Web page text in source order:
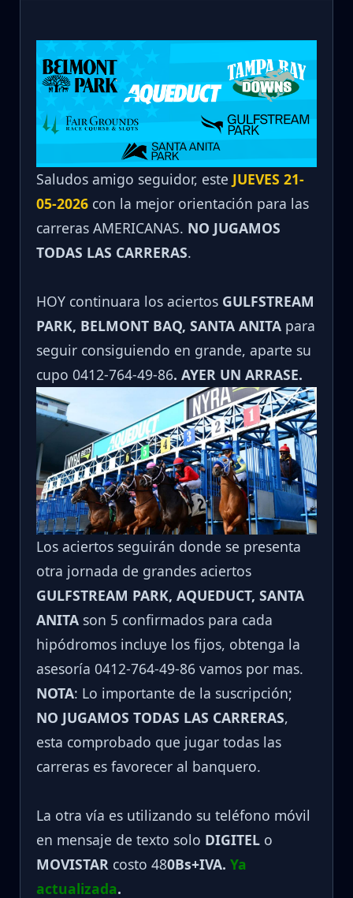
Saludos amigo seguidor, este JUEVES 21-
05-2026 con la mejor orientación para las
carreras AMERICANAS. NO JUGAMOS
TODAS LAS CARRERAS.
HOY continuara los aciertos GULFSTREAM
PARK, BELMONT BAQ, SANTA ANITA para
seguir consiguiendo en grande, aparte su
cupo 0412-764-49-86. AYER UN ARRASE.
Los aciertos seguirán donde se presenta
otra jornada de grandes aciertos
GULFSTREAM PARK, AQUEDUCT, SANTA
ANITA son 5 confirmados para cada
hipódromos incluye los fijos, obtenga la
asesoría 0412-764-49-86 vamos por mas.
NOTA: Lo importante de la suscripción;
NO JUGAMOS TODAS LAS CARRERAS,
esta comprobado que jugar todas las
carreras es favorecer al banquero.
La otra vía es utilizando su teléfono móvil
en mensaje de texto solo DIGITEL o
MOVISTAR costo 480Bs+IVA. Ya
actualizada.